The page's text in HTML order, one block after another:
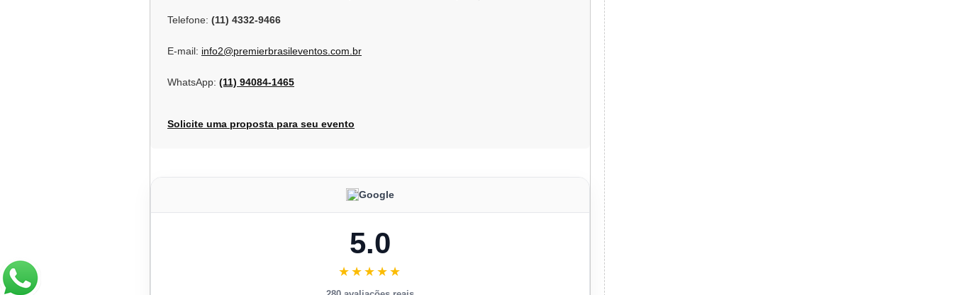
Telefone: (11) 4332-9466
E-mail: info2@premierbrasileventos.com.br
WhatsApp: (11) 94084-1465
Solicite uma proposta para seu evento
Google
5.0
★★★★★